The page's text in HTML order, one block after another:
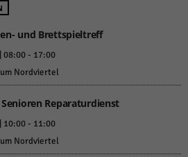
und Brettspieltreff
08:00- 17:00
Nordviertel
Reparaturdienst
10:00- 11:00
Nordviertel